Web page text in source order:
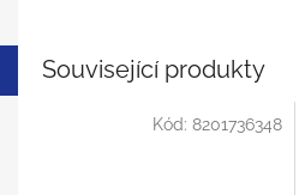
Související produkty
Kód: 8201736348